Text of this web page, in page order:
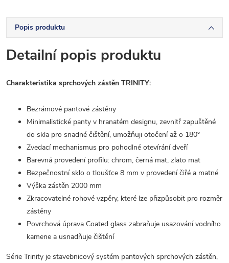
Popis produktu
Detailní popis produktu
Charakteristika sprchových zástěn TRINITY:
Bezrámové pantové zástěny
Minimalistické panty v hranatém designu, zevnitř zapuštěné
do skla pro snadné čištění, umožňuji otočení až o 180°
Zvedací mechanismus pro pohodlné otevírání dveří
Barevná provedení profilu: chrom, černá mat, zlato mat
Bezpečnostní sklo o tloušťce 8 mm v provedení čiřé a matné
Výška zástěn 2000 mm
Zkracovatelné rohové vzpěry, které lze přizpůsobit pro rozměr
zástěny
Povrchová úprava Coated glass zabraňuje usazování vodního
kamene a usnadňuje čištění
Série Trinity je stavebnicový systém pantových sprchových zástěn,